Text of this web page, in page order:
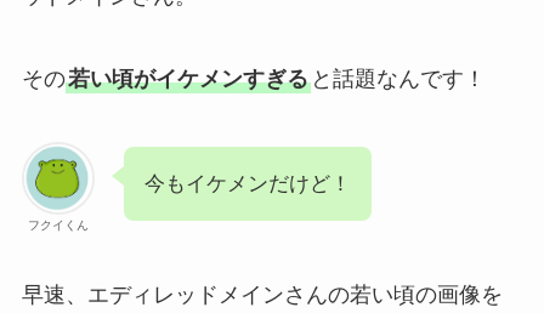
その若い頃がイケメンすぎると話題なんです！
フクイくん
今もイケメンだけど！
早速、エディレッドメインさんの若い頃の画像を